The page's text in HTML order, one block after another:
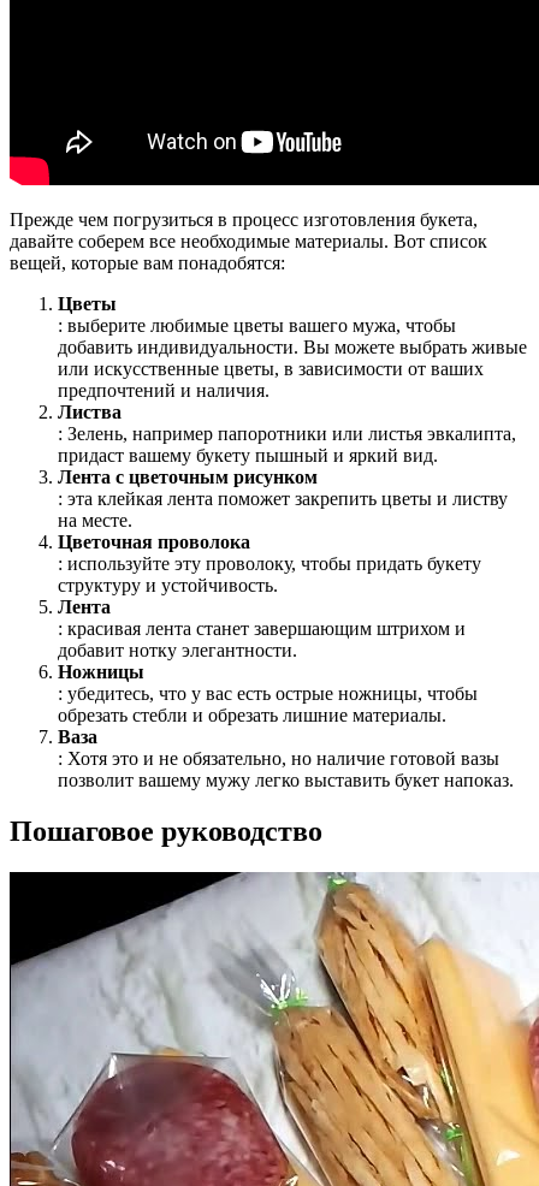
Прежде чем погрузиться в процесс изготовления букета,
давайте соберем все необходимые материалы. Вот список
вещей, которые вам понадобятся:
Цветы
: выберите любимые цветы вашего мужа, чтобы
добавить индивидуальности. Вы можете выбрать живые
или искусственные цветы, в зависимости от ваших
предпочтений и наличия.
Листва
: Зелень, например папоротники или листья эвкалипта,
придаст вашему букету пышный и яркий вид.
Лента с цветочным рисунком
: эта клейкая лента поможет закрепить цветы и листву
на месте.
Цветочная проволока
: используйте эту проволоку, чтобы придать букету
структуру и устойчивость.
Лента
: красивая лента станет завершающим штрихом и
добавит нотку элегантности.
Ножницы
: убедитесь, что у вас есть острые ножницы, чтобы
обрезать стебли и обрезать лишние материалы.
Ваза
: Хотя это и не обязательно, но наличие готовой вазы
позволит вашему мужу легко выставить букет напоказ.
Пошаговое руководство